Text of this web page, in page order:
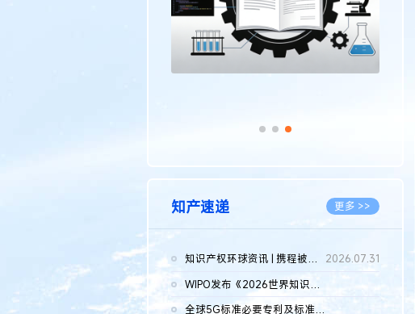
知产速递 更多 >>
知识产权环球资讯 | 携程被市监总局罚51.79亿；瑞幸泰国商标案上...
2026.07.31
WIPO发布《2026世界知识产权报告》 含报告全文
全球5G标准必要专利及标准提案研究报告（2026年）全文发布